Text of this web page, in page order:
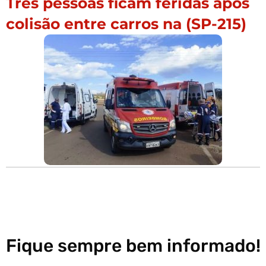
colisão entre carros na (SP-215)
Fique sempre bem informado!